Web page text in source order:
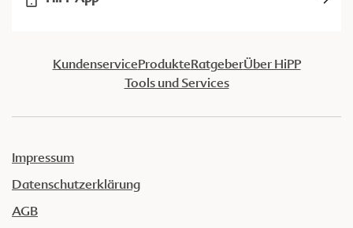
KundenserviceProdukteRatgeberÜber HiPP
Tools und Services
Impressum
Datenschutzerklärung
AGB